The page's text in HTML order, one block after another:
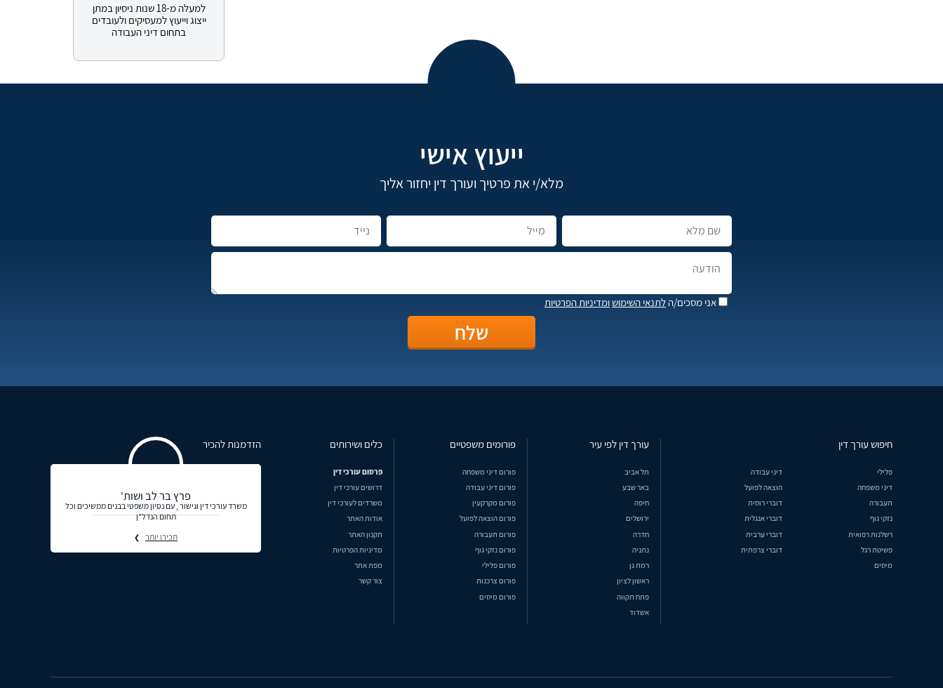
למעלה מ-18 שנות ניסיון במתן
ייצוג וייעוץ למעסיקים ולעובדים
בתחום דיני העבודה
ייעוץ אישי
מלא/י את פרטיך ועורך דין יחזור אליך
אני מסכים/ה לתנאי השימושומדיניות הפרטיות
חיפוש עורך דין
פלילי
דיני עבודה
דיני משפחה
הוצאה לפועל
תעבורה
דוברי רוסית
נזקי גוף
דוברי אנגלית
רשלנות רפואית
דוברי ערבית
פשיטת רגל
דוברי צרפתית
מיסים
עורך דין לפי עיר
תל אביב
באר שבע
חיפה
ירושלים
חדרה
נתניה
רמת גן
ראשון לציון
פתח תקווה
אשדוד
פורומים משפטיים
פורום דיני משפחה
פורום דיני עבודה
פורום מקרקעין
פורום הוצאה לפועל
פורום תעבורה
פורום נזקי גוף
פורום פלילי
פורום צרכנות
פורום מיסים
כלים ושירותים
פרסום עורכי דין
דרושים עורכי דין
משרדים לעורכי דין
אודות האתר
תקנון האתר
מדיניות הפרטיות
מפת אתר
צור קשר
הזדמנות להכיר
פרץ בר לב ושות'
משרד עורכי דין וגישור , עם נסיון משפטי בבנים ממשיכים וכל
תחום הנדל"ן
תכירו יותר